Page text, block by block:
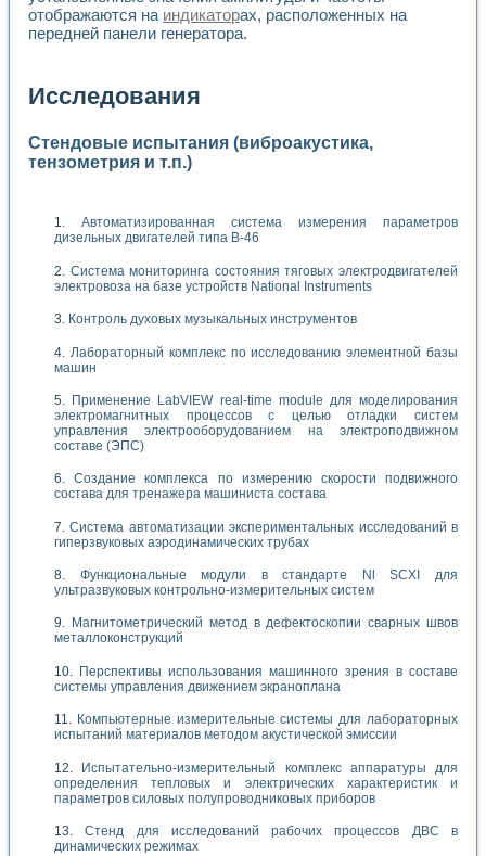
отображаются на индикаторах, расположенных на
передней панели генератора.
Исследования
Стендовые испытания (виброакустика,
тензометрия и т.п.)
Автоматизированная система измерения параметров
дизельных двигателей типа В-46
Система мониторинга состояния тяговых электродвигателей
электровоза на базе устройств National Instruments
Контроль духовых музыкальных инструментов
Лабораторный комплекс по исследованию элементной базы
машин
Применение LabVIEW real-time module для моделирования
электромагнитных процессов с целью отладки систем
управления электрооборудованием на электроподвижном
составе (ЭПС)
Создание комплекса по измерению скорости подвижного
состава для тренажера машиниста состава
Система автоматизации экспериментальных исследований в
гиперзвуковых аэродинамических трубах
Функциональные модули в стандарте Nl SCXI для
ультразвуковых контрольно-измерительных систем
Магнитометрический метод в дефектоскопии сварных швов
металлоконструкций
Перспективы использования машинного зрения в составе
системы управления движением экраноплана
Компьютерные измерительные системы для лабораторных
испытаний материалов методом акустической эмиссии
Испытательно-измерительный комплекс аппаратуры для
определения тепловых и электрических характеристик и
параметров силовых полупроводниковых приборов
Стенд для исследований рабочих процессов ДВС в
динамических режимах